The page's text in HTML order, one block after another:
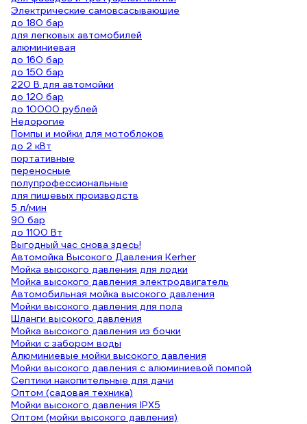
Электрические самовсасывающие
до 180 бар
для легковых автомобилей
алюминиевая
до 160 бар
до 150 бар
220 В для автомойки
до 120 бар
до 10000 рублей
Недорогие
Помпы и мойки для мотоблоков
до 2 кВт
портативные
переносные
полупрофессиональные
для пищевых производств
5 л/мин
90 бар
до 1100 Вт
Выгодный час снова здесь!
Автомойка Высокого Давления Kerher
Мойка высокого давления для лодки
Мойка высокого давления электродвигатель
Автомобильная мойка высокого давления
Мойки высокого давления для пола
Шланги высокого давления
Мойка высокого давления из бочки
Мойки с забором воды
Алюминиевые мойки высокого давления
Мойки высокого давления с алюминиевой помпой
Септики накопительные для дачи
Оптом (садовая техника)
Мойки высокого давления IPX5
Оптом (мойки высокого давления)